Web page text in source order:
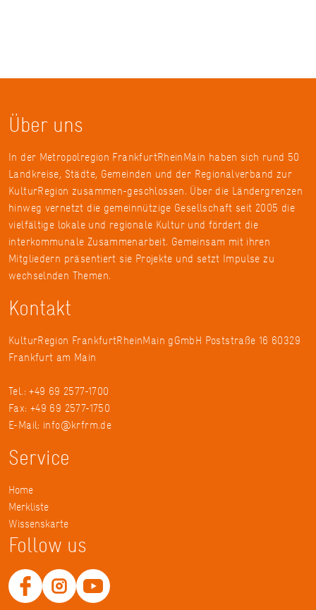
Über uns
In der Metropolregion FrankfurtRheinMain haben sich rund 50
Landkreise, Städte, Gemeinden und der Regionalverband zur
KulturRegion zusammen-geschlossen. Über die Ländergrenzen
hinweg vernetzt die gemeinnützige Gesellschaft seit 2005 die
vielfältige lokale und regionale Kultur und fördert die
interkommunale Zusammenarbeit. Gemeinsam mit ihren
Mitgliedern präsentiert sie Projekte und setzt Impulse zu
wechselnden Themen.
Kontakt
KulturRegion FrankfurtRheinMain gGmbH Poststraße 16 60329
Frankfurt am Main
Tel.: +49 69 2577-1700
Fax: +49 69 2577-1750
E-Mail: info@krfrm.de
Service
Home
Merkliste
Wissenskarte
Follow us